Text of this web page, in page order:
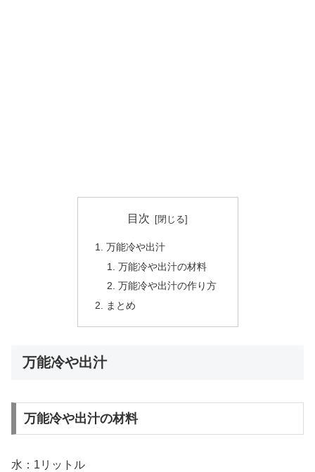
目次
万能冷や出汁
万能冷や出汁の材料
万能冷や出汁の作り方
まとめ
万能冷や出汁
万能冷や出汁の材料
水：1リットル